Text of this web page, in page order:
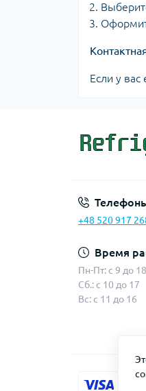
Если у вас
+48 520 917
Время
Пн-Пт: с 9 до 18
Сб.: с 10 до 17
Вс: с 11 до 16